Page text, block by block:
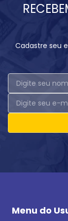
Cadastre seu
Menu do